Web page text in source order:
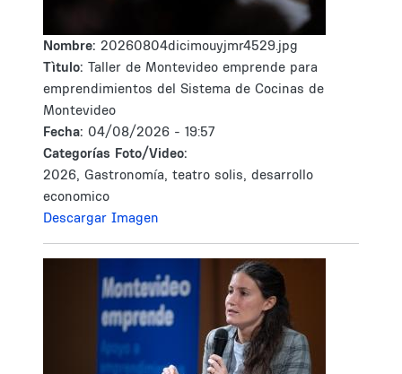
Nombre: 20260804dicimouyjmr4529.jpg
Tìtulo: Taller de Montevideo emprende para
emprendimientos del Sistema de Cocinas de
Montevideo
Fecha: 04/08/2026 - 19:57
Categorías Foto/Video:
2026, Gastronomía, teatro solis, desarrollo
economico
Descargar Imagen